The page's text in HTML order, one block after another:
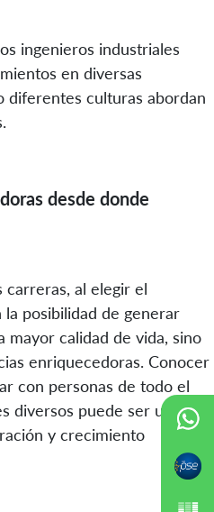
ingenieros industriales
en diversas
diferentes culturas abordan
desde donde
carreras, al elegir el
posibilidad de generar
mayor calidad de vida, sino
enriquecedoras. Conocer
con personas de todo el
diversos puede ser una
y crecimiento